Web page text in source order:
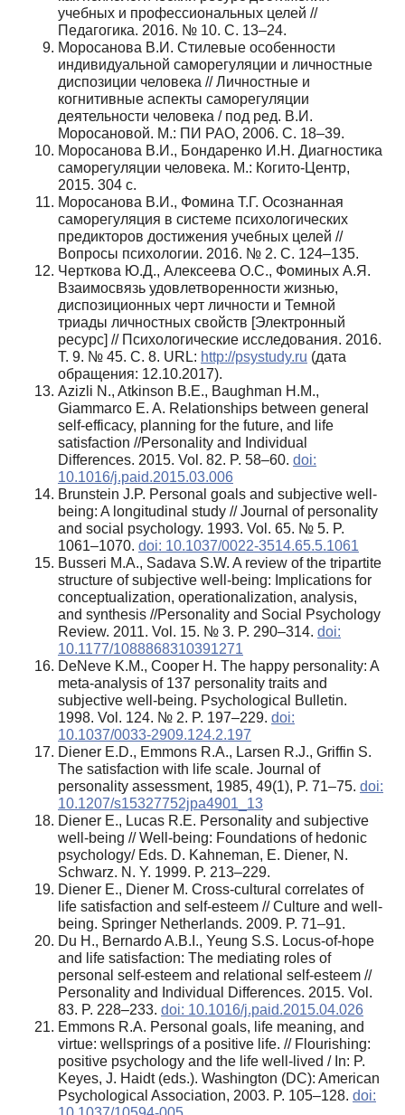
учебных и профессиональных целей //
Педагогика. 2016. № 10. С. 13–24.
Моросанова В.И. Стилевые особенности
индивидуальной саморегуляции и личностные
диспозиции человека // Личностные и
когнитивные аспекты саморегуляции
деятельности человека / под ред. В.И.
Моросановой. М.: ПИ РАО, 2006. С. 18–39.
Моросанова В.И., Бондаренко И.Н. Диагностика
саморегуляции человека. М.: Когито-Центр,
2015. 304 с.
Моросанова В.И., Фомина Т.Г. Осознанная
саморегуляция в системе психологических
предикторов достижения учебных целей //
Вопросы психологии. 2016. № 2. С. 124–135.
Черткова Ю.Д., Алексеева О.С., Фоминых А.Я.
Взаимосвязь удовлетворенности жизнью,
диспозиционных черт личности и Темной
триады личностных свойств [Электронный
ресурс] // Психологические исследования. 2016.
Т. 9. № 45. С. 8. URL: http://psystudy.ru (дата
обращения: 12.10.2017).
Azizli N., Atkinson B.E., Baughman H.M.,
Giammarco E. A. Relationships between general
self-efficacy, planning for the future, and life
satisfaction //Personality and Individual
Differences. 2015. Vol. 82. P. 58–60. doi:
10.1016/j.paid.2015.03.006
Brunstein J.P. Personal goals and subjective well-
being: A longitudinal study // Journal of personality
and social psychology. 1993. Vol. 65. № 5. P.
1061–1070. doi: 10.1037/0022-3514.65.5.1061
Busseri M.A., Sadava S.W. A review of the tripartite
structure of subjective well-being: Implications for
conceptualization, operationalization, analysis,
and synthesis //Personality and Social Psychology
Review. 2011. Vol. 15. № 3. P. 290–314. doi:
10.1177/1088868310391271
DeNeve K.M., Cooper H. The happy personality: A
meta-analysis of 137 personality traits and
subjective well-being. Psychological Bulletin.
1998. Vol. 124. № 2. P. 197–229. doi:
10.1037/0033-2909.124.2.197
Diener E.D., Emmons R.A., Larsen R.J., Griffin S.
The satisfaction with life scale. Journal of
personality assessment, 1985, 49(1), P. 71–75. doi:
10.1207/s15327752jpa4901_13
Diener E., Lucas R.E. Personality and subjective
well-being // Well-being: Foundations of hedonic
psychology/ Eds. D. Kahneman, E. Diener, N.
Schwarz. N. Y. 1999. P. 213–229.
Diener E., Diener M. Cross-cultural correlates of
life satisfaction and self-esteem // Culture and well-
being. Springer Netherlands. 2009. P. 71–91.
Du H., Bernardo A.B.I., Yeung S.S. Locus-of-hope
and life satisfaction: The mediating roles of
personal self-esteem and relational self-esteem //
Personality and Individual Differences. 2015. Vol.
83. P. 228–233. doi: 10.1016/j.paid.2015.04.026
Emmons R.A. Personal goals, life meaning, and
virtue: wellsprings of a positive life. // Flourishing:
positive psychology and the life well-lived / In: P.
Keyes, J. Haidt (eds.). Washington (DC): American
Psychological Association, 2003. P. 105–128. doi: